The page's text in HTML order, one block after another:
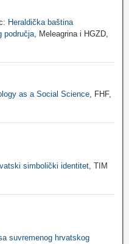
Heraldička baština
područja, Meleagrina i HGZD,
as a Social Science, FHF,
simbolički identitet, TIM
suvremenog hrvatskog